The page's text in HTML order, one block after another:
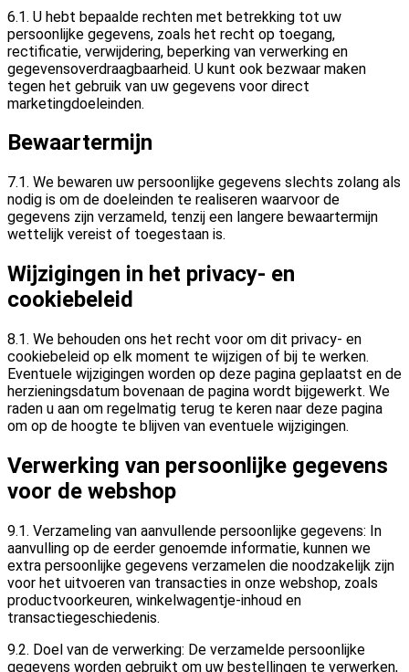
6.1. U hebt bepaalde rechten met betrekking tot uw
persoonlijke gegevens, zoals het recht op toegang,
rectificatie, verwijdering, beperking van verwerking en
gegevensoverdraagbaarheid. U kunt ook bezwaar maken
tegen het gebruik van uw gegevens voor direct
marketingdoeleinden.
Bewaartermijn
7.1. We bewaren uw persoonlijke gegevens slechts zolang als
nodig is om de doeleinden te realiseren waarvoor de
gegevens zijn verzameld, tenzij een langere bewaartermijn
wettelijk vereist of toegestaan is.
Wijzigingen in het privacy- en
cookiebeleid
8.1. We behouden ons het recht voor om dit privacy- en
cookiebeleid op elk moment te wijzigen of bij te werken.
Eventuele wijzigingen worden op deze pagina geplaatst en de
herzieningsdatum bovenaan de pagina wordt bijgewerkt. We
raden u aan om regelmatig terug te keren naar deze pagina
om op de hoogte te blijven van eventuele wijzigingen.
Verwerking van persoonlijke gegevens
voor de webshop
9.1. Verzameling van aanvullende persoonlijke gegevens: In
aanvulling op de eerder genoemde informatie, kunnen we
extra persoonlijke gegevens verzamelen die noodzakelijk zijn
voor het uitvoeren van transacties in onze webshop, zoals
productvoorkeuren, winkelwagentje-inhoud en
transactiegeschiedenis.
9.2. Doel van de verwerking: De verzamelde persoonlijke
gegevens worden gebruikt om uw bestellingen te verwerken,